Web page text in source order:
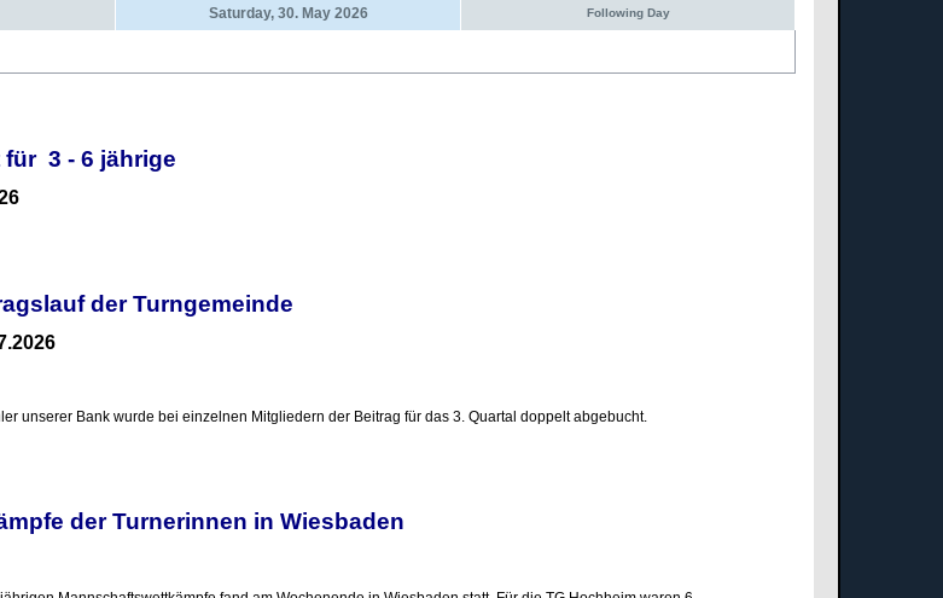
Saturday, 30. May 2026 Following Day
3 - 6 jährige
der Turngemeinde
unserer Bank wurde bei einzelnen Mitgliedern der Beitrag für das 3. Quartal doppelt abgebucht.
der Turnerinnen in Wiesbaden